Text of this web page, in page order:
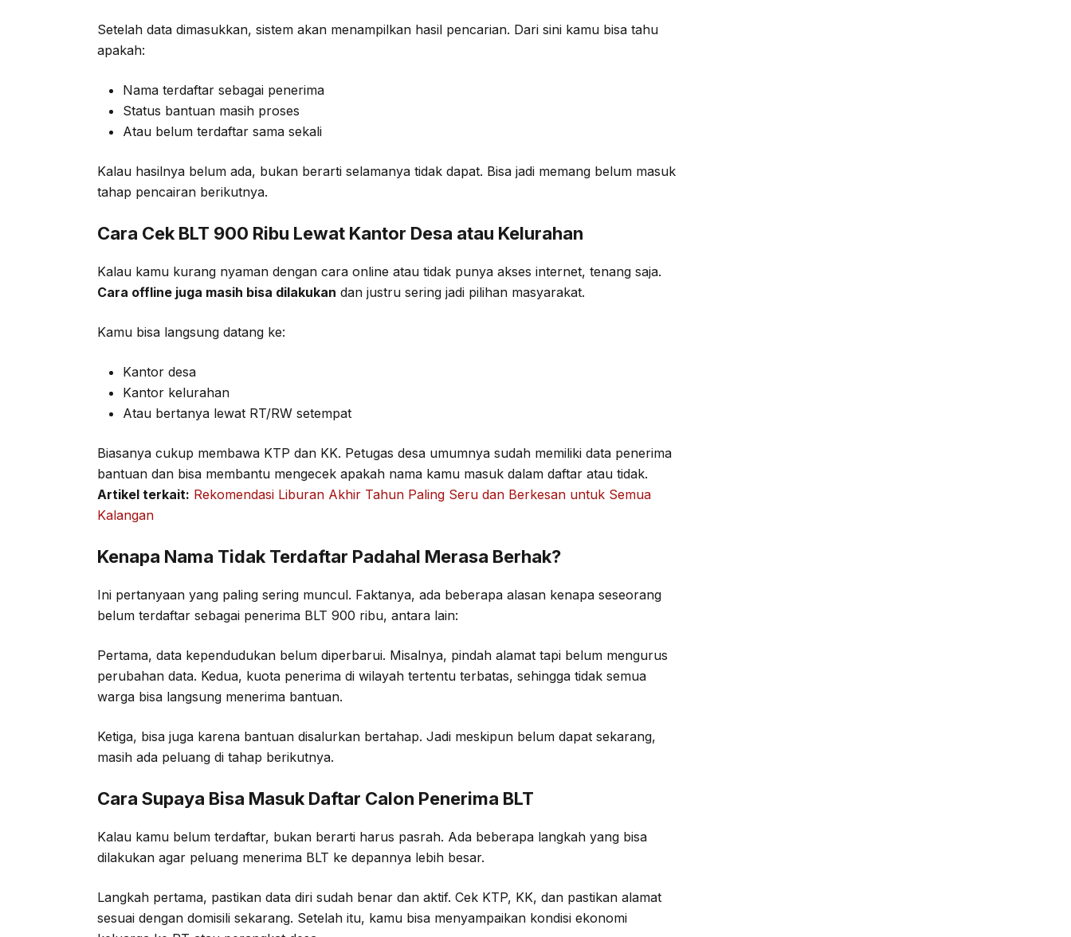
Setelah data dimasukkan, sistem akan menampilkan hasil pencarian. Dari sini kamu bisa tahu
apakah:
Nama terdaftar sebagai penerima
Status bantuan masih proses
Atau belum terdaftar sama sekali
Kalau hasilnya belum ada, bukan berarti selamanya tidak dapat. Bisa jadi memang belum masuk
tahap pencairan berikutnya.
Cara Cek BLT 900 Ribu Lewat Kantor Desa atau Kelurahan
Kalau kamu kurang nyaman dengan cara online atau tidak punya akses internet, tenang saja.
Cara offline juga masih bisa dilakukan dan justru sering jadi pilihan masyarakat.
Kamu bisa langsung datang ke:
Kantor desa
Kantor kelurahan
Atau bertanya lewat RT/RW setempat
Biasanya cukup membawa KTP dan KK. Petugas desa umumnya sudah memiliki data penerima
bantuan dan bisa membantu mengecek apakah nama kamu masuk dalam daftar atau tidak.
Artikel terkait: Rekomendasi Liburan Akhir Tahun Paling Seru dan Berkesan untuk Semua
Kalangan
Kenapa Nama Tidak Terdaftar Padahal Merasa Berhak?
Ini pertanyaan yang paling sering muncul. Faktanya, ada beberapa alasan kenapa seseorang
belum terdaftar sebagai penerima BLT 900 ribu, antara lain:
Pertama, data kependudukan belum diperbarui. Misalnya, pindah alamat tapi belum mengurus
perubahan data. Kedua, kuota penerima di wilayah tertentu terbatas, sehingga tidak semua
warga bisa langsung menerima bantuan.
Ketiga, bisa juga karena bantuan disalurkan bertahap. Jadi meskipun belum dapat sekarang,
masih ada peluang di tahap berikutnya.
Cara Supaya Bisa Masuk Daftar Calon Penerima BLT
Kalau kamu belum terdaftar, bukan berarti harus pasrah. Ada beberapa langkah yang bisa
dilakukan agar peluang menerima BLT ke depannya lebih besar.
Langkah pertama, pastikan data diri sudah benar dan aktif. Cek KTP, KK, dan pastikan alamat
sesuai dengan domisili sekarang. Setelah itu, kamu bisa menyampaikan kondisi ekonomi